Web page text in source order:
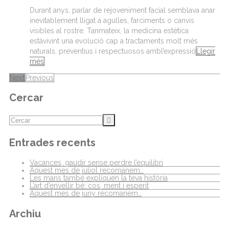
Durant anys, parlar de rejoveniment facial semblava anar
inevitablement lligat a agulles, farciments o canvis
visibles al rostre. Tanmateix, la medicina estètica
estàvivint una evolució cap a tractaments molt més
naturals, preventius i respectuosos ambl’expressió Llegir
més
Next Previous
Cercar
Entrades recents
Vacances, gaudir sense perdre l’equilibri
Aquest mes de juliol recomanem…
Les mans també expliquen la teva història
L’art d’envellir bé: cos, ment i esperit
Aquest mes de juny recomanem…
Archiu